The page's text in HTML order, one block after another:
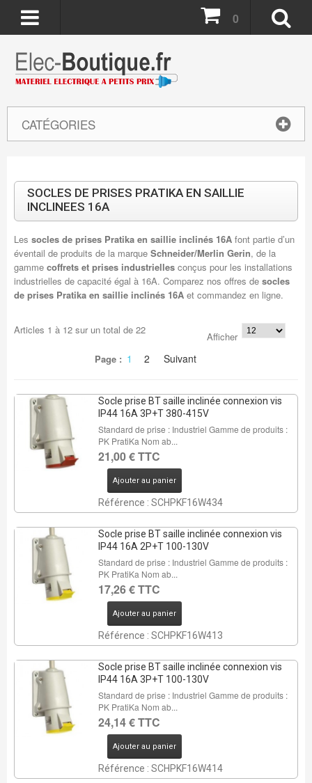
CATÉGORIES
0
SOCLES DE PRISES PRATIKA EN SAILLIE
INCLINEES 16A
Les socles de prises Pratika en saillie inclinés 16Afont partie d’un
éventail de produits de la marqueSchneider/Merlin Gerin, de la
gammecoffrets et prises industrielles conçus pour les installations
industrielles de capacité égal à 16A. Comparez nos offres de socles
de prises Pratika en saillie inclinés 16A et commandez en ligne.
Articles 1 à 12sur un total de 22
Afficher
Page : 1 2 Suivant
Socle prise BT saille inclinée connexion vis
IP44 16A 3P+T 380-415V
Standard de prise : Industriel Gamme de produits :
PK PratiKa Nom ab...
21,00 € TTC
Ajouter au panier
Référence : SCHPKF16W434
Socle prise BT saille inclinée connexion vis
IP44 16A 2P+T 100-130V
Standard de prise : Industriel Gamme de produits :
PK PratiKa Nom ab...
17,26 € TTC
Ajouter au panier
Référence : SCHPKF16W413
Socle prise BT saille inclinée connexion vis
IP44 16A 3P+T 100-130V
Standard de prise : Industriel Gamme de produits :
PK PratiKa Nom ab...
24,14 € TTC
Ajouter au panier
Référence : SCHPKF16W414